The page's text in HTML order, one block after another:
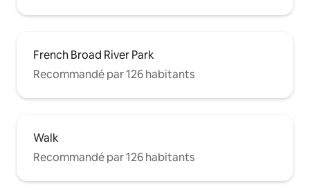
French Broad River Park
Recommandé par 126 habitants
Walk
Recommandé par 126 habitants